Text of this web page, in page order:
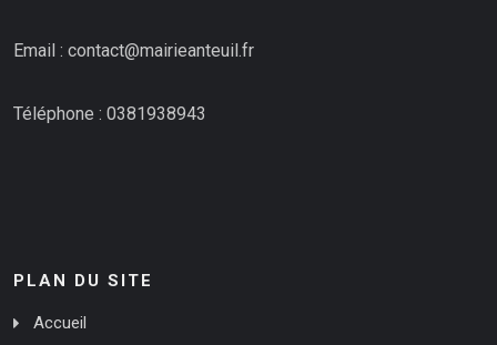
Email : contact@mairieanteuil.fr
Téléphone : 0381938943
PLAN DU SITE
Accueil